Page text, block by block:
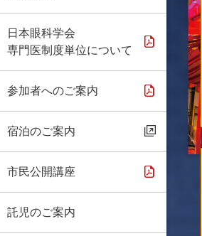
日本眼科学会
専門医制度単位について
参加者へのご案内
宿泊のご案内
市民公開講座
託児のご案内